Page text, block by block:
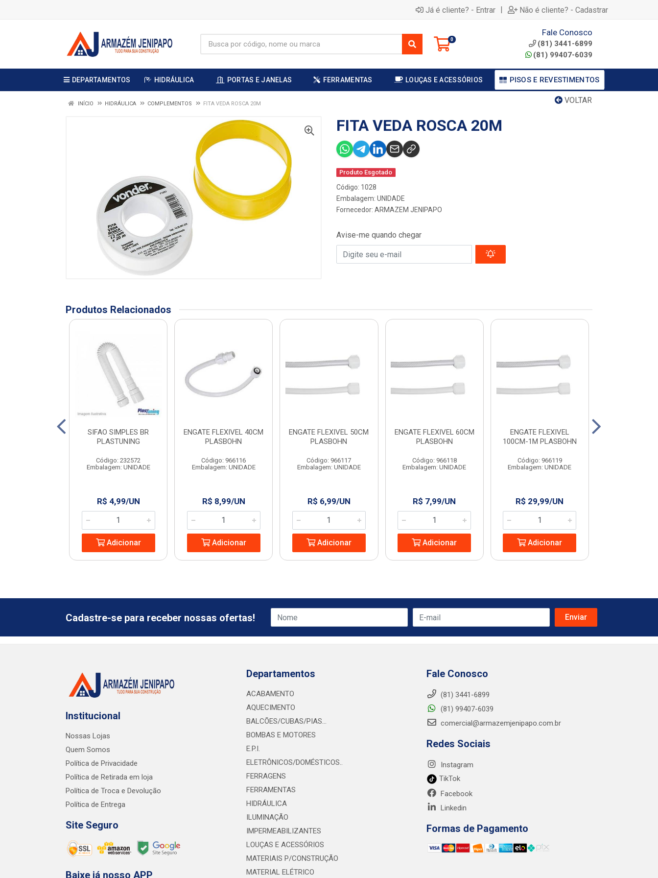
Já é cliente? - Entrar | Não é cliente? - Cadastrar
0
Fale Conosco
(81) 3441-6899
(81) 99407-6039
DEPARTAMENTOS HIDRÁULICA PORTAS E JANELAS FERRAMENTAS LOUÇAS E ACESSÓRIOS PISOS E REVESTIMENTOS
VOLTAR
INÍCIO HIDRÁULICA COMPLEMENTOS FITA VEDA ROSCA 20M
FITA VEDA ROSCA 20M
Produto Esgotado
Código: 1028
Embalagem: UNIDADE
Fornecedor: ARMAZEM JENIPAPO
Avise-me quando chegar
Produtos Relacionados
SIFAO SIMPLES BR
PLASTUNING
Código: 232572
Embalagem: UNIDADE
R$ 4,99/UN
Adicionar
ENGATE FLEXIVEL 40CM
PLASBOHN
Código: 966116
Embalagem: UNIDADE
R$ 8,99/UN
Adicionar
ENGATE FLEXIVEL 50CM
PLASBOHN
Código: 966117
Embalagem: UNIDADE
R$ 6,99/UN
Adicionar
ENGATE FLEXIVEL 60CM
PLASBOHN
Código: 966118
Embalagem: UNIDADE
R$ 7,99/UN
Adicionar
ENGATE FLEXIVEL
100CM-1M PLASBOHN
Código: 966119
Embalagem: UNIDADE
R$ 29,99/UN
Adicionar
Cadastre-se para receber nossas ofertas!
Institucional
Nossas Lojas
Quem Somos
Política de Privacidade
Política de Retirada em loja
Política de Troca e Devolução
Política de Entrega
Site Seguro
Baixe já nosso APP
Departamentos
ACABAMENTO
AQUECIMENTO
BALCÕES/CUBAS/PIAS...
BOMBAS E MOTORES
E.P.I.
ELETRÔNICOS/DOMÉSTICOS..
FERRAGENS
FERRAMENTAS
HIDRÁULICA
ILUMINAÇÃO
IMPERMEABILIZANTES
LOUÇAS E ACESSÓRIOS
MATERIAIS P/CONSTRUÇÃO
MATERIAL ELÉTRICO
Fale Conosco
(81) 3441-6899
(81) 99407-6039
comercial@armazemjenipapo.com.br
Redes Sociais
Instagram
TikTok
Facebook
Linkedin
Formas de Pagamento